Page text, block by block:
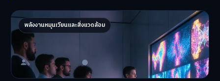
พลังงานหมุนเวียนและสิ่งแวดล้อม
“NFT Art” สินทรัพย์ดิจิทัลอนาคตไกล น่าลงทุน
ไหมปี 2026
NFT Art ปี 2026 ยังน่า…
Master Bussiness